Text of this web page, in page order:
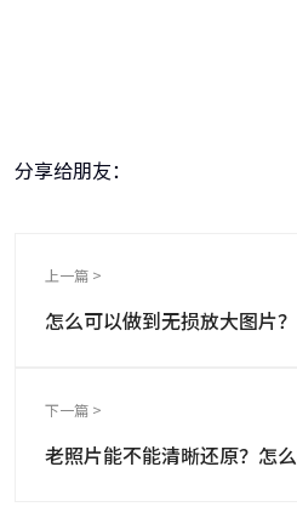
分享给朋友：
上一篇 >
怎么可以做到无损放大图片？
下一篇 >
老照片能不能清晰还原？怎